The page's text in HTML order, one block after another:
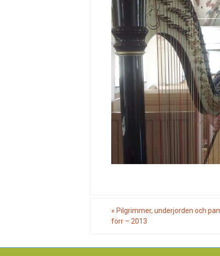
« Pilgrimmer, underjorden och
förr – 2013